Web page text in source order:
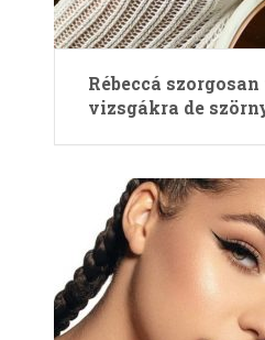
Rébeccá
vizsgákra de